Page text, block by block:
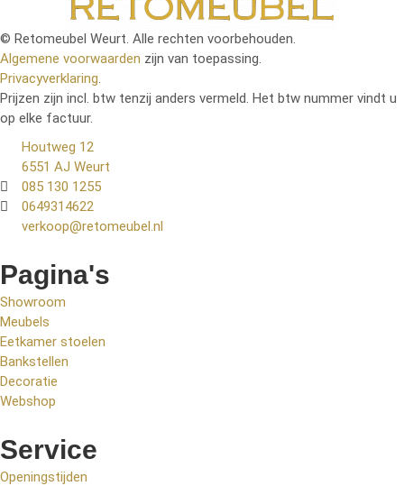
© Retomeubel Weurt. Alle rechten voorbehouden.
Algemene voorwaarden zijn van toepassing.
Privacyverklaring.
Prijzen zijn incl. btw tenzij anders vermeld. Het btw nummer vindt u
op elke factuur.
Houtweg 12
6551 AJ Weurt
085 130 1255
0649314622
verkoop@retomeubel.nl
Pagina's
Showroom
Meubels
Eetkamer stoelen
Bankstellen
Decoratie
Webshop
Service
Openingstijden